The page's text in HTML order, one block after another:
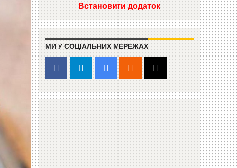
Встановити додаток
МИ У СОЦІАЛЬНИХ МЕРЕЖАХ